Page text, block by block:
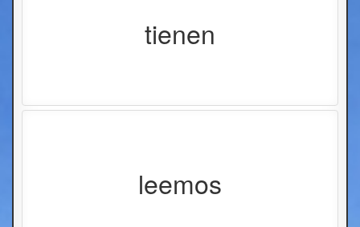
tienen
leemos